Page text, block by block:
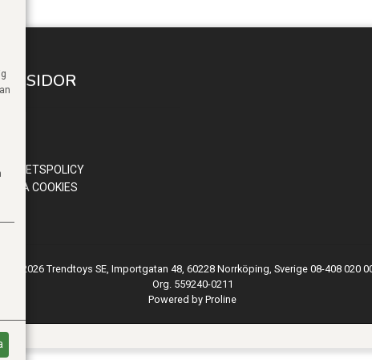
SIDOR
COOKIES
© 2026 Trendtoys SE, Importgatan 48, 60228 Norrköping, Sverige 08-408 020
Org. 559240-0211
Powered by Proline